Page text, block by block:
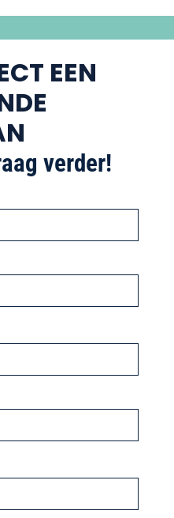
EEN
verder!